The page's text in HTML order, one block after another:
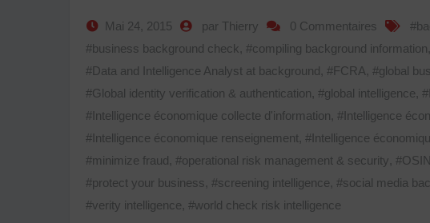
Mai 24, 2015 par Thierry 0 Commentaires
#business background check, #compiling background information,
#Data and Intelligence Analyst at background, #FCRA, #global
#Global identity verification & authentication, #global intelligence,
#Intelligence économique collecte d'information, #Intelligence
#Intelligence économique renseignement, #Intelligence
#minimize fraud, #operational risk management & security,
#protect your business, #screening intelligence, #social media
#verity intelligence, #world check risk intelligence